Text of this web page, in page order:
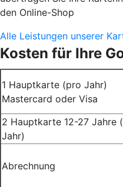
den Online-Shop
Alle Leistungen unserer
Kosten für Ihre
1 Hauptkarte (pro Jahr)
Mastercard oder Visa
2 Hauptkarte 12-27 Jahre
Jahr)
Abrechnung